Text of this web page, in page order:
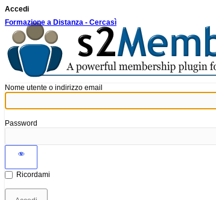
Accedi
Formazione a Distanza - Cercasì
Nome utente o indirizzo email
Password
Ricordami